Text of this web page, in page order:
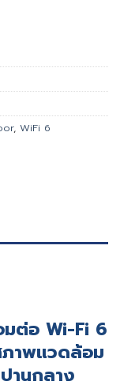
(R2H22A)
, WiFi 6
มต่อ Wi-Fi 6
ภาพแวดล้อม
านกลาง